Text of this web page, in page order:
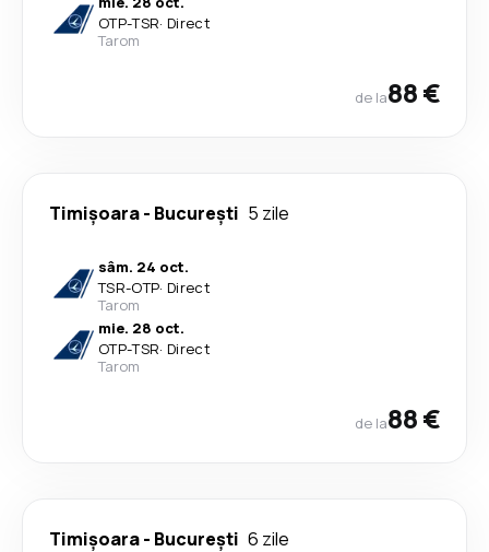
OTP-TSR· Direct
Tarom
de la88 €
Timișoara- București 5 zile
sâm. 24 oct.
TSR-OTP· Direct
Tarom
mie. 28 oct.
OTP-TSR· Direct
Tarom
de la88 €
Timișoara- București 6 zile